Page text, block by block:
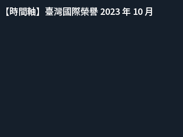
【時間軸】臺灣國際榮譽 2023 年 10 月